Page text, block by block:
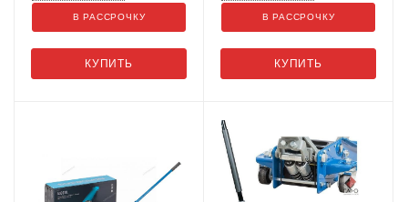
КУПИТЬ
В РАССРОЧКУ
КУПИТЬ
В РАССРОЧКУ